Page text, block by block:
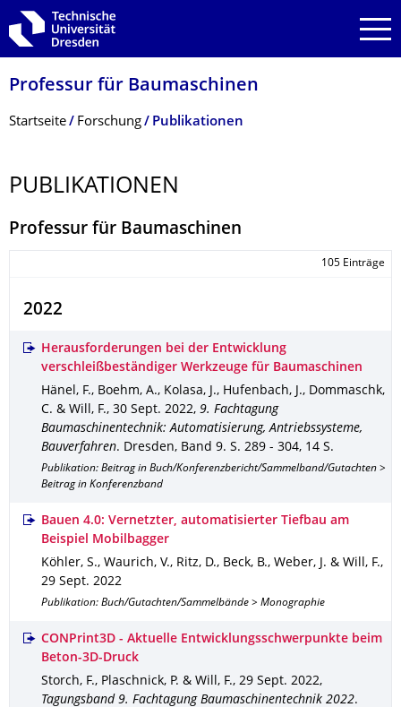
Zur Hauptnavigation springen
Zur Suche springen
Zum Inhalt springen
Professur für Baumaschinen
Breadcrumb-Menü
Startseite Forschung Publikationen
PUBLIKATIONEN
Professur für Baumaschinen
105 Einträge
2022
Herausforderungen bei der Entwicklung
verschleißbeständiger Werkzeuge für Baumaschinen
Hänel, F., Boehm, A., Kolasa, J., Hufenbach, J., Dommaschk,
C. & Will, F., 30 Sept. 2022, 9. Fachtagung
Baumaschinentechnik: Automatisierung, Antriebssysteme,
Bauverfahren. Dresden, Band 9. S. 289 - 304, 14 S.
Publikation: Beitrag in Buch/Konferenzbericht/Sammelband/Gutachten >
Beitrag in Konferenzband
Bauen 4.0: Vernetzter, automatisierter Tiefbau am
Beispiel Mobilbagger
Köhler, S., Waurich, V., Ritz, D., Beck, B., Weber, J. & Will, F.,
29 Sept. 2022
Publikation: Buch/Gutachten/Sammelbände > Monographie
CONPrint3D - Aktuelle Entwicklungsschwerpunkte beim
Beton-3D-Druck
Storch, F., Plaschnick, P. & Will, F., 29 Sept. 2022,
Tagungsband 9. Fachtagung Baumaschinentechnik 2022.